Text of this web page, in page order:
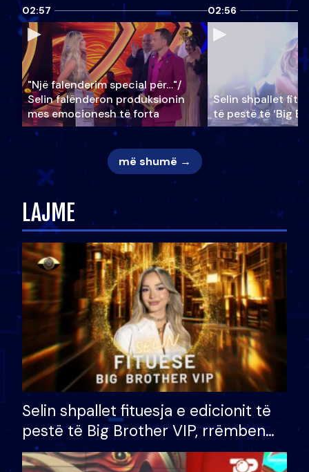
02:57
"Një falenderim special për…"/
Selin falënderon produksionin
mes emocionesh të forta
02:56
Selin shpallet
të pestë të ‘Big
më shumë →
LAJME
Selin shpallet fituesja e edicionit të
pestë të Big Brother VIP, rrëmben
çmimin e madh prej 100 mijë eurosh